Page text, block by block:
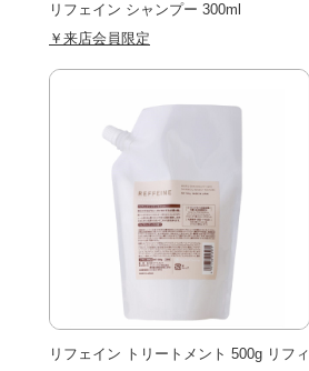
リフェイン シャンプー 300ml
￥来店会員限定
リフェイン トリートメント 500g リフィ